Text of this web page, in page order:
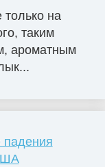
на
таким
ароматным